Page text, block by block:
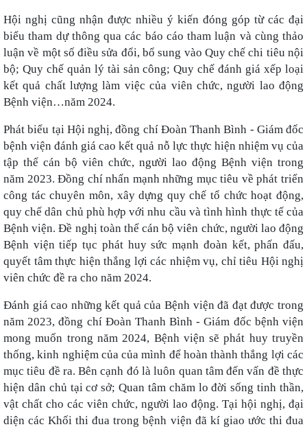
Hội nghị cũng nhận được nhiều ý kiến đóng góp từ các đại
biểu tham dự thông qua các báo cáo tham luận và cùng thảo
luận về một số điều sửa đổi, bổ sung vào Quy chế chi tiêu nội
bộ; Quy chế quản lý tài sản công; Quy chế đánh giá xếp loại
kết quả chất lượng làm việc của viên chức, người lao động
Bệnh viện…năm 2024.
Phát biểu tại Hội nghị, đồng chí Đoàn Thanh Bình - Giám đốc
bệnh viện đánh giá cao kết quả nỗ lực thực hiện nhiệm vụ của
tập thể cán bộ viên chức, người lao động Bệnh viện trong
năm 2023. Đồng chí nhấn mạnh những mục tiêu về phát triển
công tác chuyên môn, xây dựng quy chế tổ chức hoạt động,
quy chế dân chủ phù hợp với nhu cầu và tình hình thực tế của
Bệnh viện. Đề nghị toàn thể cán bộ viên chức, người lao động
Bệnh viện tiếp tục phát huy sức mạnh đoàn kết, phấn đấu,
quyết tâm thực hiện thắng lợi các nhiệm vụ, chỉ tiêu Hội nghị
viên chức đề ra cho năm 2024.
Đánh giá cao những kết quả của Bệnh viện đã đạt được trong
năm 2023, đồng chí Đoàn Thanh Bình - Giám đốc bệnh viện
mong muốn trong năm 2024, Bệnh viện sẽ phát huy truyền
thống, kinh nghiệm của của mình để hoàn thành thắng lợi các
mục tiêu đề ra. Bên cạnh đó là luôn quan tâm đến vấn đề thực
hiện dân chủ tại cơ sở; Quan tâm chăm lo đời sống tinh thần,
vật chất cho các viên chức, người lao động. Tại hội nghị, đại
diện các Khối thi đua trong bệnh viện đã kí giao ước thi đua